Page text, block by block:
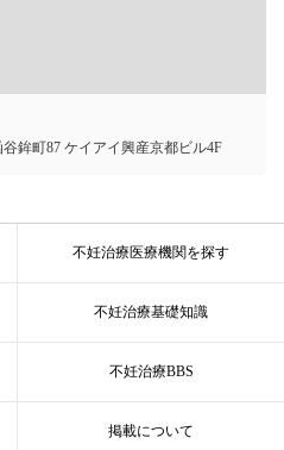
鉾町87 ケイアイ興産京都ビル4F
不妊治療医療機関を探す
不妊治療基礎知識
不妊治療BBS
掲載について